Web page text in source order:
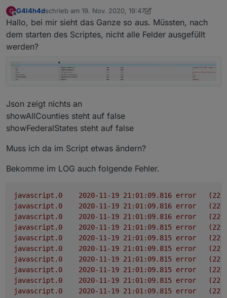
G
Offline
G4l4h4dschrieb am 19. Nov. 2020, 19:47
zuletzt editiert von G4l4h4d
Hallo, bei mir sieht das Ganze so aus. Müssten, nach
dem starten des Scriptes, nicht alle Felder ausgefüllt
werden?
Json zeigt nichts an
showAllCounties steht auf false
showFederalStates steht auf false
Muss ich da im Script etwas ändern?
Bekomme im LOG auch folgende Fehler.
javascript.0 error
javascript.0
error
javascript.0
error
javascript.0
error
javascript.0
error
javascript.0
error
javascript.0
error
javascript.0
error
javascript.0
error
javascript.0
error